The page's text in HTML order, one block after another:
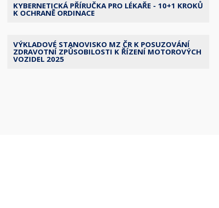
KYBERNETICKÁ PŘÍRUČKA PRO LÉKAŘE - 10+1 KROKŮ
K OCHRANĚ ORDINACE
VÝKLADOVÉ STANOVISKO MZ ČR K POSUZOVÁNÍ
ZDRAVOTNÍ ZPŮSOBILOSTI K ŘÍZENÍ MOTOROVÝCH
VOZIDEL 2025